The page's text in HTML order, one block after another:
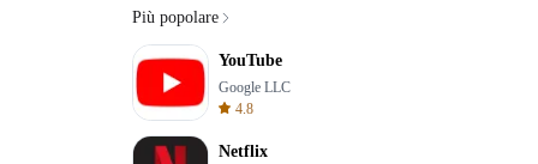
Più popolare
YouTube
Google LLC
4.8
Netflix